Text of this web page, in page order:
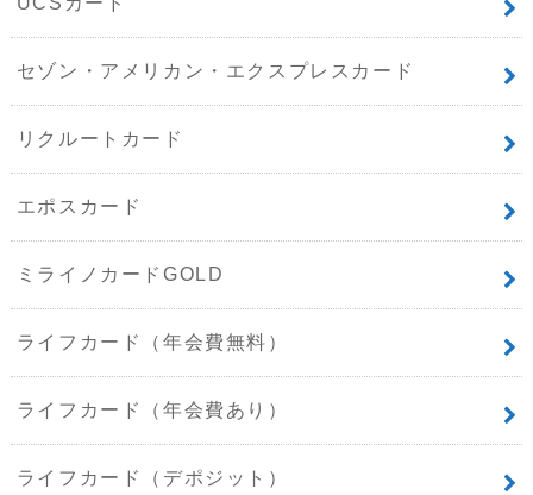
セゾン・アメリカン・エクスプレスカード
リクルートカード
エポスカード
ミライノカードGOLD
ライフカード（年会費無料）
ライフカード（年会費あり）
ライフカード（デポジット）